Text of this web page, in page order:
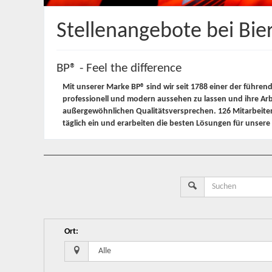
Stellenangebote bei
BP® - Feel the difference
Mit unserer Marke BP® sind wir seit 1788 einer der
professionell und modern aussehen zu lassen und ihre
außergewöhnlichen Qualitätsversprechen. 126
täglich ein und erarbeiten die besten Lösungen für
Ort: